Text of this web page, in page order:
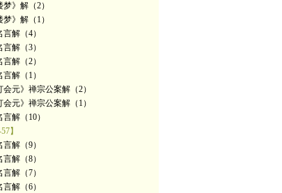
梦》解（2）
梦》解（1）
言解（4）
言解（3）
言解（2）
言解（1）
会元》禅宗公案解（2）
会元》禅宗公案解（1）
言解（10）
】
言解（9）
言解（8）
言解（7）
言解（6）